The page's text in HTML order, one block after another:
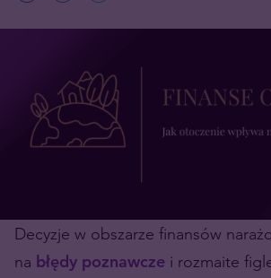
Decyzje w obszarze finansów
na błędy poznawcze i rozmaite